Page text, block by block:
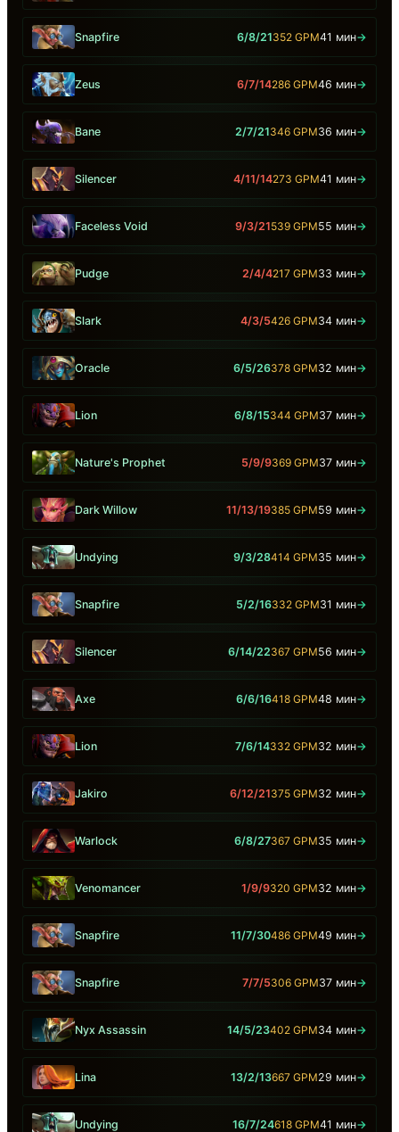
Snapfire 6/8/21352 GPM41 мин→
Zeus 6/7/14286 GPM46 мин→
Bane 2/7/21346 GPM36 мин→
Silencer 4/11/14273 GPM41 мин→
Faceless Void 9/3/21539 GPM55 мин→
Pudge 2/4/4217 GPM33 мин→
Slark 4/3/5426 GPM34 мин→
Oracle 6/5/26378 GPM32 мин→
Lion 6/8/15344 GPM37 мин→
Nature's Prophet 5/9/9369 GPM37 мин→
Dark Willow 11/13/19385 GPM59 мин→
Undying 9/3/28414 GPM35 мин→
Snapfire 5/2/16332 GPM31 мин→
Silencer 6/14/22367 GPM56 мин→
Axe 6/6/16418 GPM48 мин→
Lion 7/6/14332 GPM32 мин→
Jakiro 6/12/21375 GPM32 мин→
Warlock 6/8/27367 GPM35 мин→
Venomancer 1/9/9320 GPM32 мин→
Snapfire 11/7/30486 GPM49 мин→
Snapfire 7/7/5306 GPM37 мин→
Nyx Assassin 14/5/23402 GPM34 мин→
Lina 13/2/13667 GPM29 мин→
Undying 16/7/24618 GPM41 мин→